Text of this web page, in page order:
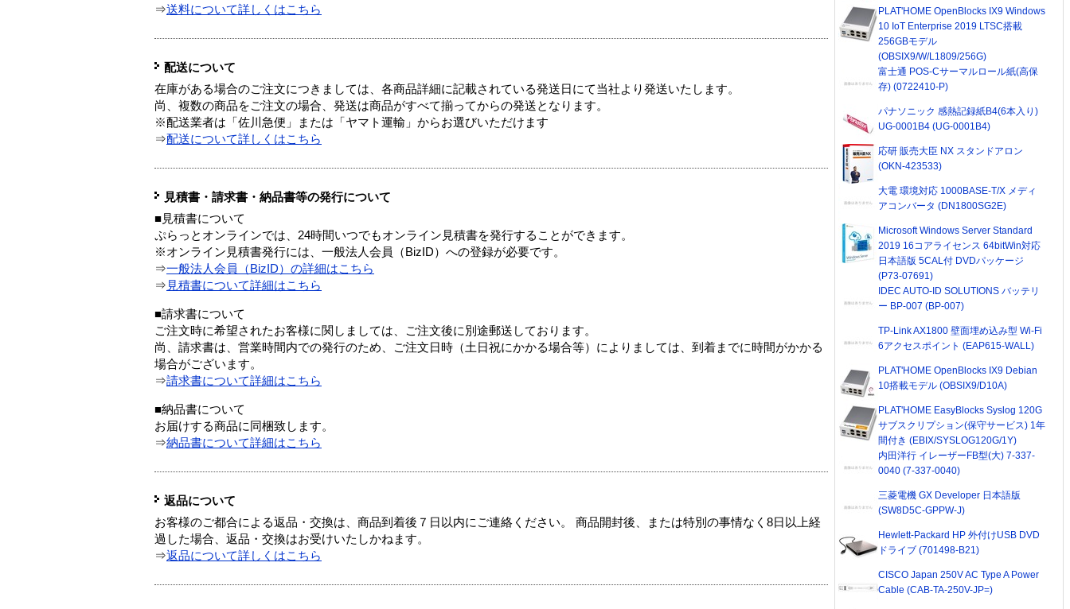
⇒送料について詳しくはこちら
配送について
在庫がある場合のご注文につきましては、各商品詳細に記載されている発送日にて当社より発送いたします。
尚、複数の商品をご注文の場合、発送は商品がすべて揃ってからの発送となります。
※配送業者は「佐川急便」または「ヤマト運輸」からお選びいただけます
⇒配送について詳しくはこちら
見積書・請求書・納品書等の発行について
■見積書について
ぷらっとオンラインでは、24時間いつでもオンライン見積書を発行することができます。
※オンライン見積書発行には、一般法人会員（BizID）への登録が必要です。
⇒一般法人会員（BizID）の詳細はこちら
⇒ 見積書について詳細はこちら
■請求書について
ご注文時に希望されたお客様に関しましては、ご注文後に別途郵送しております。
尚、請求書は、営業時間内での発行のため、ご注文日時（土日祝にかかる場合等）によりましては、到着までに時間がかかる
場合がございます。
⇒請求書について詳細はこちら
■納品書について
お届けする商品に同梱致します。
⇒納品書について詳細はこちら
返品について
お客様のご都合による返品・交換は、商品到着後７日以内にご連絡ください。 商品開封後、または特別の事情なく8日以上経
過した場合、返品・交換はお受けいたしかねます。
⇒返品について詳しくはこちら
PLAT'HOME OpenBlocks IX9 Windows
10 IoT Enterprise 2019 LTSC搭載
256GBモデル
(OBSIX9/W/L1809/256G)
富士通 POS-Cサーマルロール紙(高保
存) (0722410-P)
パナソニック 感熱記録紙B4(6本入り)
UG-0001B4 (UG-0001B4)
応研 販売大臣 NX スタンドアロン
(OKN-423533)
大電 環境対応 1000BASE-T/X メディ
アコンバータ (DN1800SG2E)
Microsoft Windows Server Standard
2019 16コアライセンス 64bitWin対応
日本語版 5CAL付 DVDパッケージ
(P73-07691)
IDEC AUTO-ID SOLUTIONS バッテリ
ー BP-007 (BP-007)
TP-Link AX1800 壁面埋め込み型 Wi-Fi
6アクセスポイント (EAP615-WALL)
PLAT'HOME OpenBlocks IX9 Debian
10搭載モデル (OBSIX9/D10A)
PLAT'HOME EasyBlocks Syslog 120G
サブスクリプション(保守サービス) 1年
間付き (EBIX/SYSLOG120G/1Y)
内田洋行 イレーザーFB型(大) 7-337-
0040 (7-337-0040)
三菱電機 GX Developer 日本語版
(SW8D5C-GPPW-J)
Hewlett-Packard HP 外付けUSB DVD
ドライブ (701498-B21)
CISCO Japan 250V AC Type A Power
Cable (CAB-TA-250V-JP=)